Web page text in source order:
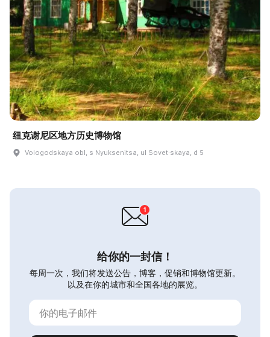
纽克谢尼区地方历史博物馆
Vologodskaya obl, s Nyuksenitsa, ul Sovet·skaya, d 5
给你的一封信！
每周一次，我们将发送公告，博客，促销和博物馆更新。
以及在你的城市和全国各地的展览。